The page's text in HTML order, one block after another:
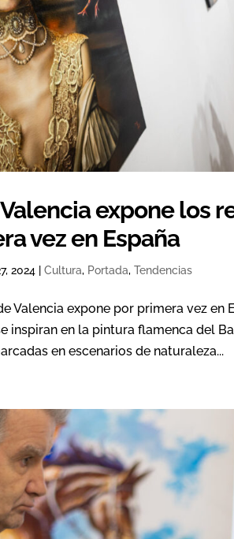
expone los
vez en España
2024 |Cultura, Portada,Tendencias
Valencia expone por primera vez
inspiran en la pintura flamenca del
en escenarios de naturaleza...